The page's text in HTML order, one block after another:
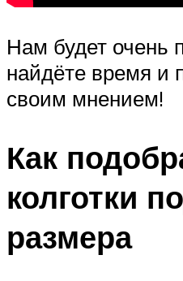
Нам будет очень
найдёте время и
своим мнением!
Как
колготки
размера